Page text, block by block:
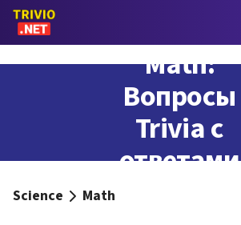
Math:
Вопросы
Trivia с
ответами
Science Math